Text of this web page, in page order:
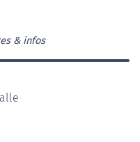
& infos